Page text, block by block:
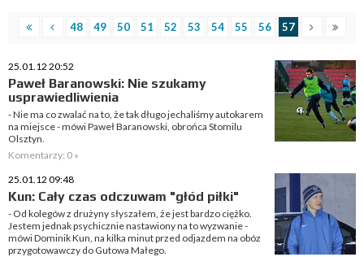
48 49 50 51 52 53 54 55 56 57
25.01.12 20:52
Paweł Baranowski: Nie szukamy
usprawiedliwienia
- Nie ma co zwalać na to, że tak długo jechaliśmy autokarem
na miejsce - mówi Paweł Baranowski, obrońca Stomilu
Olsztyn.
Komentarzy: 0 »
25.01.12 09:48
Kun: Cały czas odczuwam "głód piłki"
- Od kolegów z drużyny słyszałem, że jest bardzo ciężko.
Jestem jednak psychicznie nastawiony na to wyzwanie -
mówi Dominik Kun, na kilka minut przed odjazdem na obóz
przygotowawczy do Gutowa Małego.